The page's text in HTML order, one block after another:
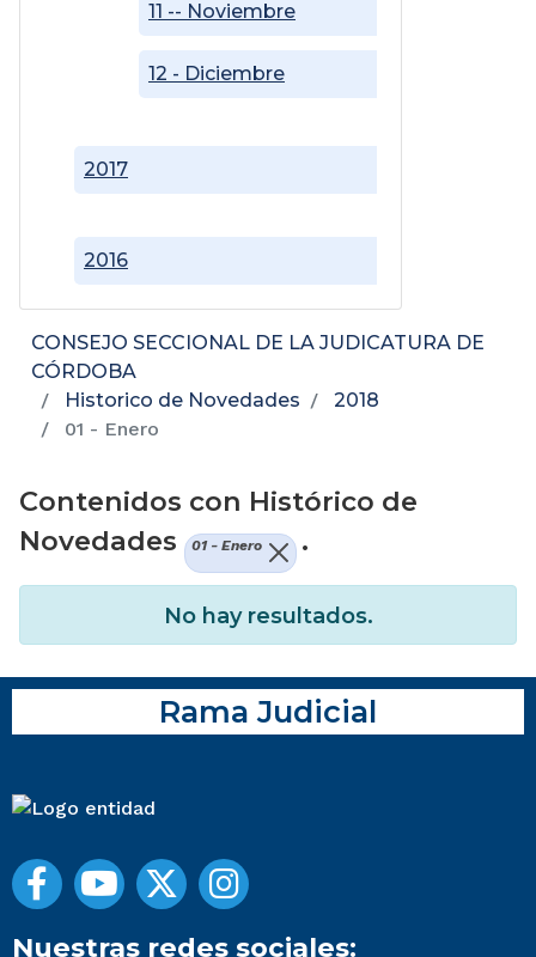
2016
2017
11 -- Noviembre
12 - Diciembre
CONSEJO SECCIONAL DE LA JUDICATURA DE
CÓRDOBA
Historico de Novedades
2018
01 - Enero
Contenidos con Histórico de
Novedades
01 - Enero .
No hay resultados.
Rama Judicial
Nuestras redes sociales: